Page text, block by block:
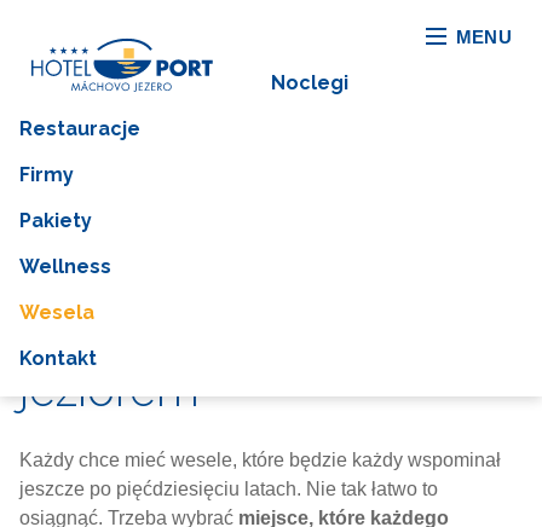
MENU
Noclegi
Restauracje
Firmy
Pakiety
Wellness
Wesela
Kontakt
A wesele będzie... nad
jeziorem
Każdy chce mieć wesele, które będzie każdy wspominał
jeszcze po pięćdziesięciu latach. Nie tak łatwo to
osiągnąć. Trzeba wybrać miejsce, które każdego